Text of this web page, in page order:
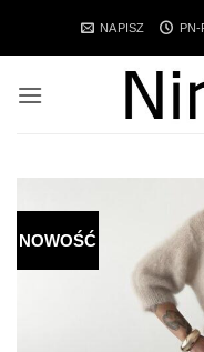
NAPISZ
NOWOŚĆ